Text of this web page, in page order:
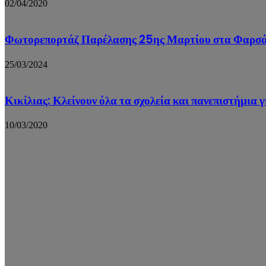
02/04/2020
Φωτορεπορτάζ Παρέλασης 25ης Μαρτίου στα
25/03/2024
Κικίλιας: Κλείνουν όλα τα σχολεία και
10/03/2020